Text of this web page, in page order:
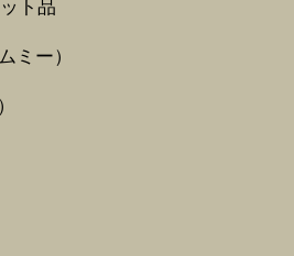
ト品
ミー）